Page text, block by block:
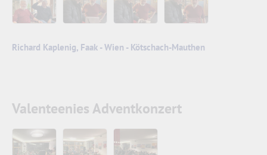
Richard Kaplenig, Faak - Wien - Kötschach-Mauthen
Valenteenies Adventkonzert